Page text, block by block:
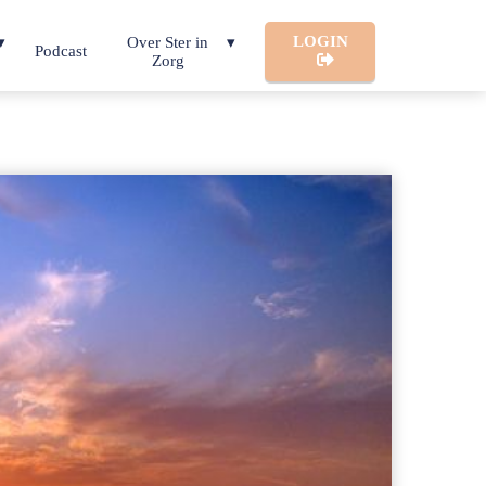
Podcast
Over Ster in
Zorg
LOGIN